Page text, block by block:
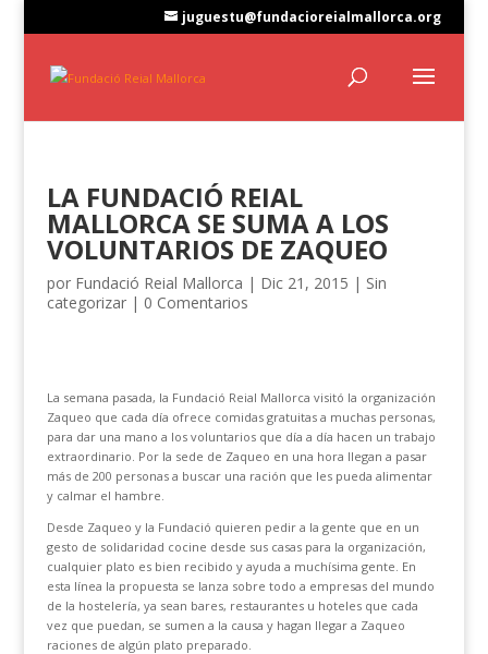
juguestu@fundacioreialmallorca.org
LA FUNDACIÓ REIAL
MALLORCA SE SUMA A LOS
VOLUNTARIOS DE ZAQUEO
por Fundació Reial Mallorca | Dic 21, 2015 | Sin
categorizar| 0 Comentarios
La semana pasada, la Fundació Reial Mallorca visitó la organización
Zaqueo que cada día ofrece comidas gratuitas a muchas personas,
para dar una mano a los voluntarios que día a día hacen un trabajo
extraordinario. Por la sede de Zaqueo en una hora llegan a pasar
más de 200 personas a buscar una ración que les pueda alimentar
y calmar el hambre.
Desde Zaqueo y la Fundació quieren pedir a la gente que en un
gesto de solidaridad cocine desde sus casas para la organización,
cualquier plato es bien recibido y ayuda a muchísima gente. En
esta línea la propuesta se lanza sobre todo a empresas del mundo
de la hostelería, ya sean bares, restaurantes u hoteles que cada
vez que puedan, se sumen a la causa y hagan llegar a Zaqueo
raciones de algún plato preparado.